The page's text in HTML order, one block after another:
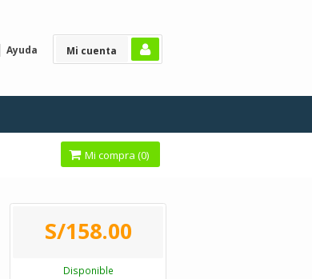
Mi cuenta
Ayuda
Mi compra (0)
S/158.00
Disponible